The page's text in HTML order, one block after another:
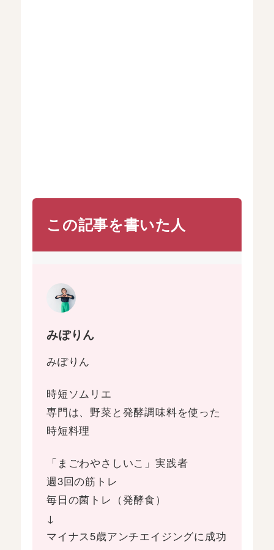
この記事を書いた人
みぽりん
みぽりん
時短ソムリエ
専門は、野菜と発酵調味料を使った
時短料理
「まごわやさしいこ」実践者
週3回の筋トレ
毎日の菌トレ（発酵食）
↓
マイナス5歳アンチエイジングに成功